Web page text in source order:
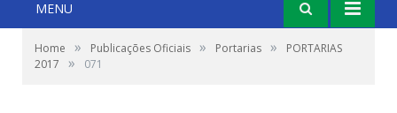
MENU
Home » Publicações Oficiais » Portarias »
PORTARIAS
2017
» 071